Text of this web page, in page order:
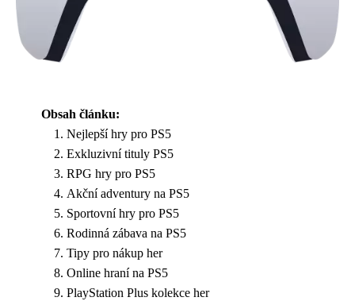
Obsah článku:
Nejlepší hry pro PS5
Exkluzivní tituly PS5
RPG hry pro PS5
Akční adventury na PS5
Sportovní hry pro PS5
Rodinná zábava na PS5
Tipy pro nákup her
Online hraní na PS5
PlayStation Plus kolekce her